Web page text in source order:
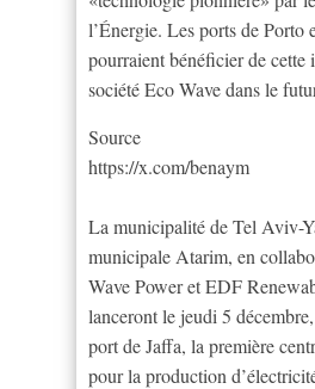
l’Énergie. Les ports de Porto
pourraient bénéficier de cette
société Eco Wave dans le
Source
https://x.com/benaym
La municipalité de Tel Aviv-
municipale Atarim, en
Wave Power et EDF
lanceront le jeudi 5
port de Jaffa, la première
pour la production